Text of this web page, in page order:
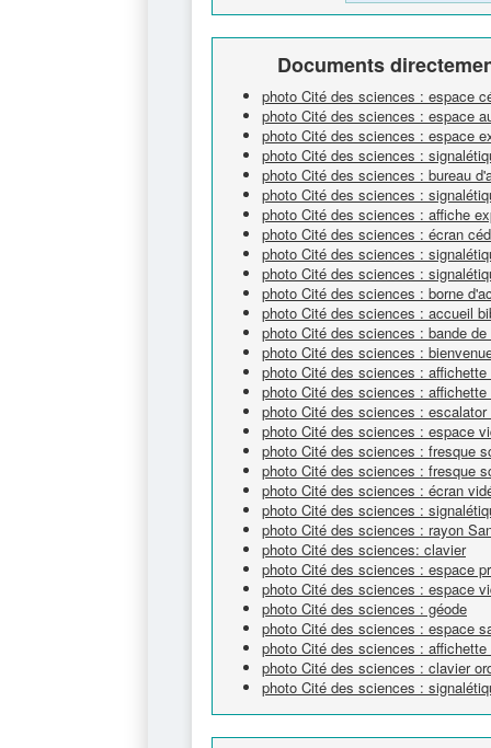
Documents
photo Cité des sciences : espace
photo Cité des sciences : espace
photo Cité des sciences : espace
photo Cité des sciences :
photo Cité des sciences : bureau
photo Cité des sciences :
photo Cité des sciences : affiche
photo Cité des sciences : écran
photo Cité des sciences :
photo Cité des sciences :
photo Cité des sciences : borne
photo Cité des sciences : accueil
photo Cité des sciences : bande
photo Cité des sciences :
photo Cité des sciences :
photo Cité des sciences :
photo Cité des sciences :
photo Cité des sciences : espace
photo Cité des sciences : fresque
photo Cité des sciences : fresque
photo Cité des sciences : écran
photo Cité des sciences :
photo Cité des sciences : rayon
photo Cité des sciences: clavier
photo Cité des sciences : espace
photo Cité des sciences : espace
photo Cité des sciences : géode
photo Cité des sciences : espace
photo Cité des sciences :
photo Cité des sciences : clavier
photo Cité des sciences :